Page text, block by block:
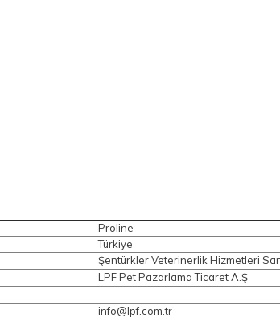
Proline
Türkiye
Şentürkler Veterinerlik Hizmetleri
LPF Pet Pazarlama Ticaret A.Ş
info@lpf.com.tr